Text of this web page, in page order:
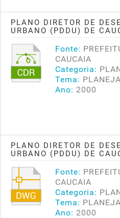
PLANO DIRETOR DE
URBANO (PDDU) DE
Fonte:
CAUCAIA
Categoria:
Tema:
Ano: 2000
PLANO DIRETOR DE
URBANO (PDDU) DE
Fonte:
CAUCAIA
Categoria:
Tema:
Ano: 2000